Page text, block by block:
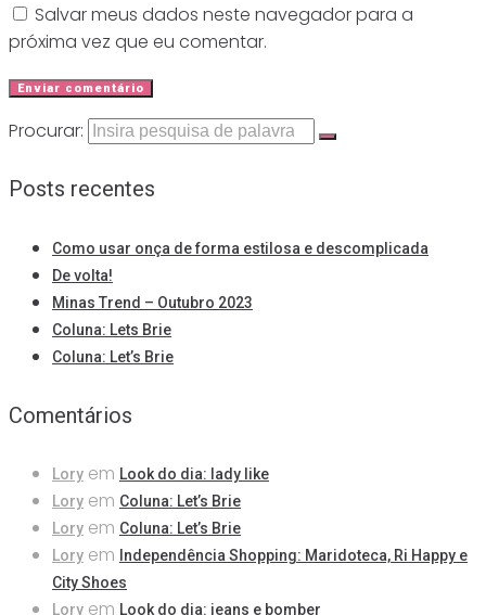
Salvar meus dados neste navegador para a
próxima vez que eu comentar.
Procurar:
Posts recentes
Como usar onça de forma estilosa e descomplicada
De volta!
Minas Trend – Outubro 2023
Coluna: Lets Brie
Coluna: Let’s Brie
Comentários
Lory em Look do dia: lady like
Lory em Coluna: Let’s Brie
Lory em Coluna: Let’s Brie
Lory em
Independência Shopping: Maridoteca, Ri Happy e
City Shoes
Lory em Look do dia: jeans e bomber